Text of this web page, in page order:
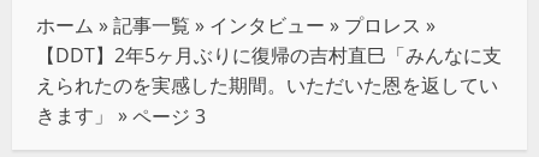
ホーム »記事一覧 » インタビュー » プロレス »
【DDT】2年5ヶ月ぶりに復帰の吉村直巳「みんなに支
えられたのを実感した期間。いただいた恩を返してい
きます」 »ページ 3